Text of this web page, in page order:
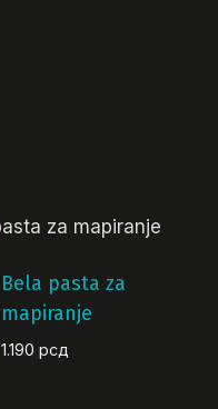
Bela pasta za
mapiranje
1.190 рсд